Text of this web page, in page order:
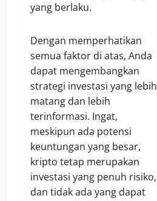
yang berlaku.
Dengan memperhatikan
semua faktor di atas, Anda
dapat mengembangkan
strategi investasi yang lebih
matang dan lebih
terinformasi. Ingat,
meskipun ada potensi
keuntungan yang besar,
kripto tetap merupakan
investasi yang penuh risiko,
dan tidak ada yang dapat